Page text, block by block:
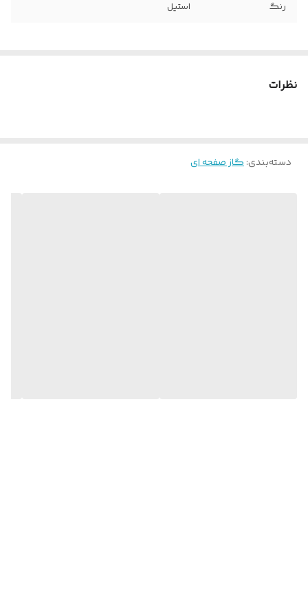
رنگ استیل
نظرات
دسته‌بندی:گاز صفحه ای